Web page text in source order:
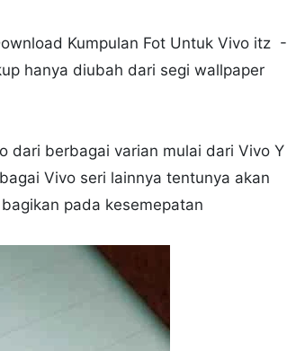
Kumpulan Fot Untuk Vivo itz -
hanya diubah dari segi wallpaper
dari berbagai varian mulai dari Vivo Y
Vivo seri lainnya tentunya akan
pada kesemepatan